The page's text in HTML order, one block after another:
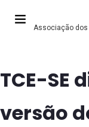
Associação dos
TCE-SE
versão